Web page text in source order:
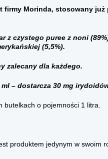
firmy Morinda, stosowany już
z czystego puree z noni
(5,5%).
zalecany dla każdego.
– dostarcza 30 mg
butelkach o pojemności 1 litra.
produktem jedynym w swoim